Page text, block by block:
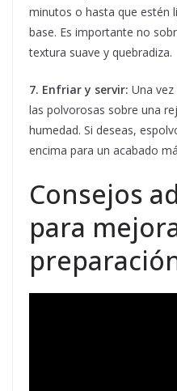
minutos o hasta que estén
base. Es importante no
textura suave y quebradiza.
7. Enfriar y servir: Una
las polvorosas sobre una
humedad. Si deseas,
encima para un acabado
Consejos
para